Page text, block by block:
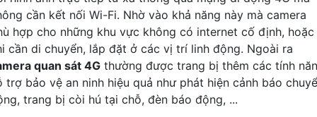
cần kết nối Wi-Fi. Nhờ vào khả năng này mà camera
hợp cho những khu vực không có internet cố định, hoặc
cần di chuyển, lắp đặt ở các vị trí linh động. Ngoài ra
quan sát 4G thường được trang bị thêm các tính
trợ bảo vệ an ninh hiệu quả như phát hiện cảnh báo
trang bị còi hú tại chỗ, đèn báo động, ...